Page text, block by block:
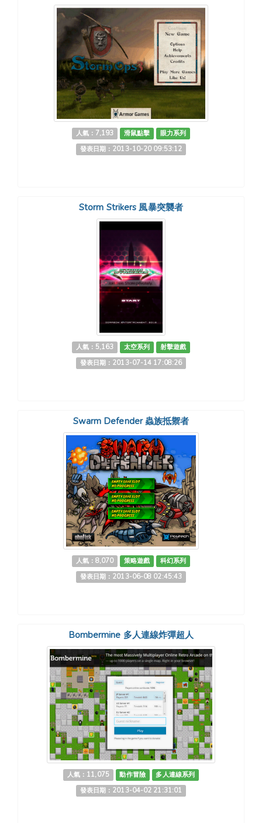
人氣：7,193 滑鼠點擊
眼力系列
發表日期：2013-10-20 09:53:12
Storm Strikers 風暴突襲者
人氣：5,163 太空系列
射擊遊戲
發表日期：2013-07-14 17:08:26
Swarm Defender 蟲族抵禦者
人氣：8,070 策略遊戲
科幻系列
發表日期：2013-06-08 02:45:43
Bombermine 多人連線炸彈超人
人氣：11,075 動作冒險
多人連線系列
發表日期：2013-04-02 21:31:01